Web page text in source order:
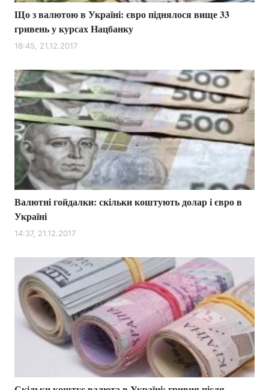
Що з валютою в Україні: євро піднялося вище 33
гривень у курсах Нацбанку
18:45, 21.12.2017
Валютні гойдалки: скільки коштують долар і євро в
Україні
14:37, 21.12.2017